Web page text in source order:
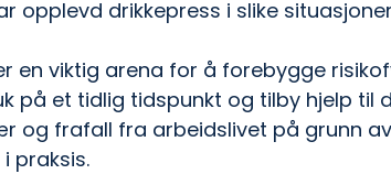
opplevd drikkepress i slike
en viktig arena for å forebygge
på et tidlig tidspunkt og tilby hjelp til
og frafall fra arbeidslivet på grunn
praksis.